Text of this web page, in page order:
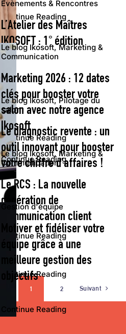
Continue Reading
Evènements & Rencontres
L’Atelier des Maîtres
IKOSOFT : 1° édition
Continue Reading
Le blog Ikosoft, Marketing &
Communication
Marketing 2026 : 12 dates
clés pour booster votre
salon avec notre agence
Ikosoft
Continue Reading
Le blog Ikosoft, Pilotage du
salon
Le diagnostic revente : un
outil innovant pour booster
votre chiffre d’affaires !
Continue Reading
Le blog Ikosoft, Marketing &
Communication
Le RCS : La nouvelle
génération de
communication client
Continue Reading
Gestion d'équipe
Motiver et fidéliser votre
équipe grâce à une
meilleure gestion des
objectifs
Continue Reading
1 2 Suivant